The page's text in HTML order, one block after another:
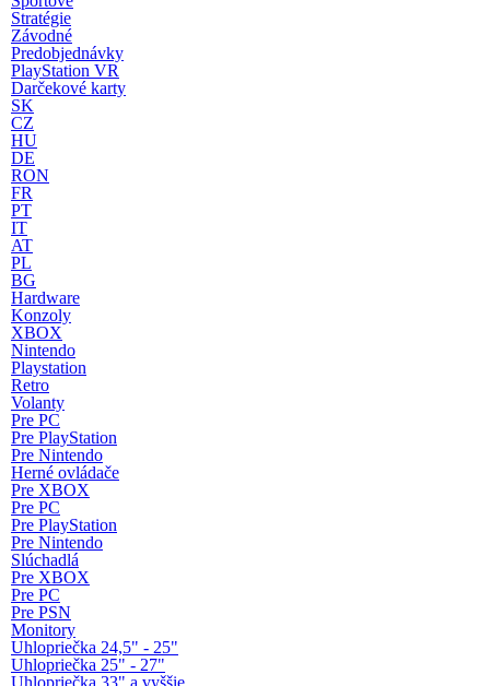
Stratégie
Závodné
Predobjednávky
PlayStation VR
Darčekové karty
SK
CZ
HU
DE
RON
FR
PT
IT
AT
PL
BG
Hardware
Konzoly
XBOX
Nintendo
Playstation
Retro
Volanty
Pre PC
Pre PlayStation
Pre Nintendo
Herné ovládače
Pre XBOX
Pre PC
Pre PlayStation
Pre Nintendo
Slúchadlá
Pre XBOX
Pre PC
Pre PSN
Monitory
Uhlopriečka 24,5" - 25"
Uhlopriečka 25" - 27"
Uhlopriečka 33" a vyššie